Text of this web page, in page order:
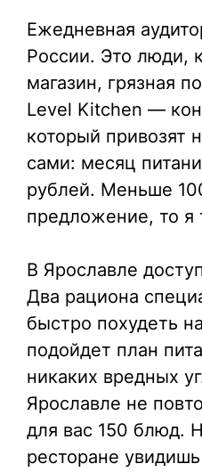
Ежедневная
России. Это люди,
магазин, грязная
Level Kitchen —
который привозят
сами: месяц
рублей. Меньше
предложение, то я
В Ярославле
Два рациона
быстро похудеть
подойдет план
никаких вредных
Ярославле не
для вас 150 блюд.
ресторане